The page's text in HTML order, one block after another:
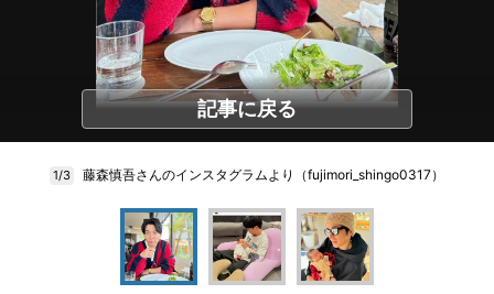
記事に戻る
1/3 藤森慎吾さんのインスタグラムより（fujimori_shingo0317）